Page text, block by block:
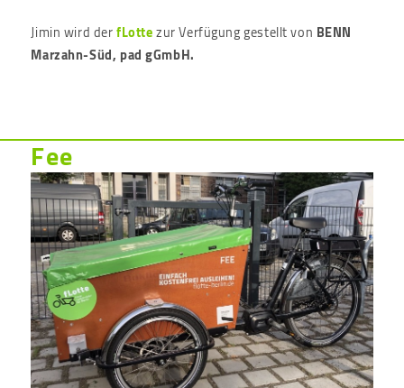
Jimin wird derfLottezur Verfügung gestellt von BENN
Marzahn-Süd, pad gGmbH.
Fee